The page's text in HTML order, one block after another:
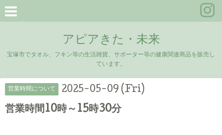
アピアきた・未来
宝塚市でタオル、フキン等の生活雑貨、サポーター等の健康関連商品を販売し
ています。
営業時間について 2025-05-09 (Fri)
営業時間10時～15時30分